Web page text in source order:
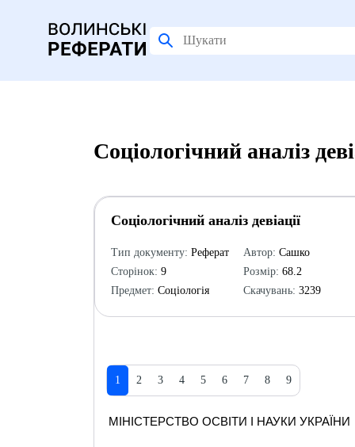
Соціологічний аналіз
Соціологічний аналіз девіації
Тип документу: Реферат
Сторінок: 9
Предмет: Соціологія
Автор: Сашко
Розмір: 68.2
Скачувань: 3239
1 2 3 4 5 6 7 8 9
МІНІСТЕРСТВО ОСВІТИ І НАУКИ УКРАЇНИ